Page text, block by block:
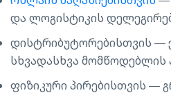
და ლოგისტიკის
დისტრიბუტორებისთვის —
სხვადასხვა
ფიზიკური პირებისთვის —